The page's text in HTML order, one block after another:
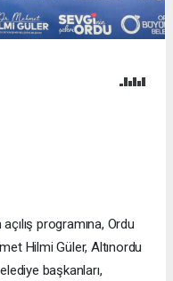
programına, Ordu
Hilmi Güler, Altınordu
başkanları,